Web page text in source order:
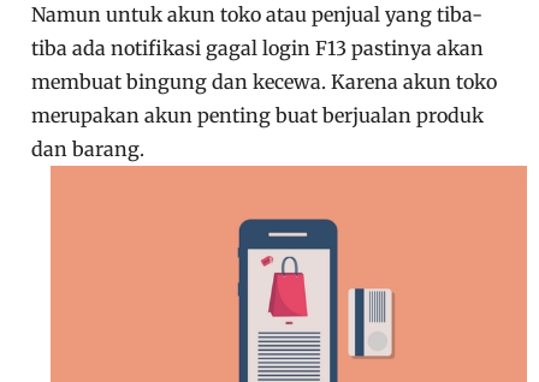
Namun untuk akun toko atau penjual yang tiba-
tiba ada notifikasi gagal login F13 pastinya akan
membuat bingung dan kecewa. Karena akun toko
merupakan akun penting buat berjualan produk
dan barang.